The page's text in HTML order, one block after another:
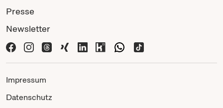
Presse
Newsletter
Impressum
Datenschutz